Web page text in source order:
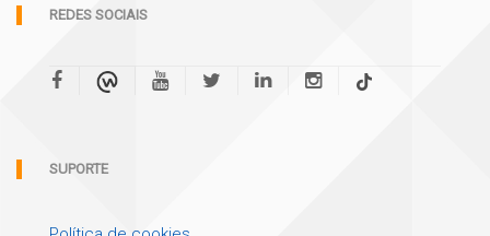
REDES SOCIAIS
SUPORTE